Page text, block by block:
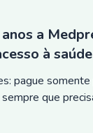
a
à saúde
pague
que